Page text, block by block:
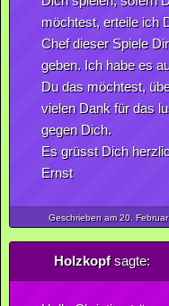
möchtest, erteile ich
Chef dieser Spiele
geben. Ich habe es
Du das möchtest,
vielen Dank für das
gegen Dich.
Es grüsst Dich
Ernst
Geschrieben am 20. Februar
Holzkopfsagte: